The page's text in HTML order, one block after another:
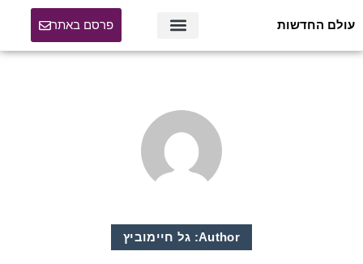
עולם החדשות פרסם באתר
Author: גל חיימוביץ